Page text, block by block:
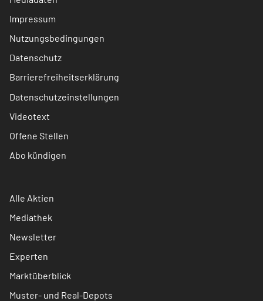
Impressum
Nutzungsbedingungen
Datenschutz
Barrierefreiheitserklärung
Datenschutzeinstellungen
Videotext
Offene Stellen
Abo kündigen
Alle Aktien
Mediathek
Newsletter
Experten
Marktüberblick
Muster- und Real-Depots